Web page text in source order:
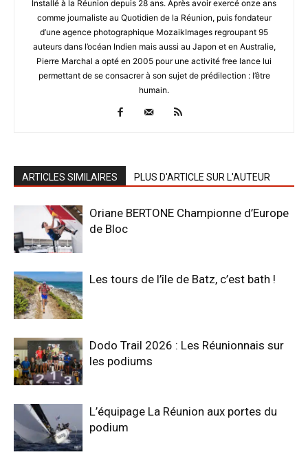
Installé à la Réunion depuis 28 ans. Après avoir exercé onze ans
comme journaliste au Quotidien de la Réunion, puis fondateur
d’une agence photographique MozaikImages regroupant 95
auteurs dans l’océan Indien mais aussi au Japon et en Australie,
Pierre Marchal a opté en 2005 pour une activité free lance lui
permettant de se consacrer à son sujet de prédilection : l’être
humain.
ARTICLES SIMILAIRES PLUS D'ARTICLE SUR L'AUTEUR
Oriane BERTONE Championne d’Europe
de Bloc
Les tours de l’île de Batz, c’est bath !
Dodo Trail 2026 : Les Réunionnais sur
les podiums
L’équipage La Réunion aux portes du
podium